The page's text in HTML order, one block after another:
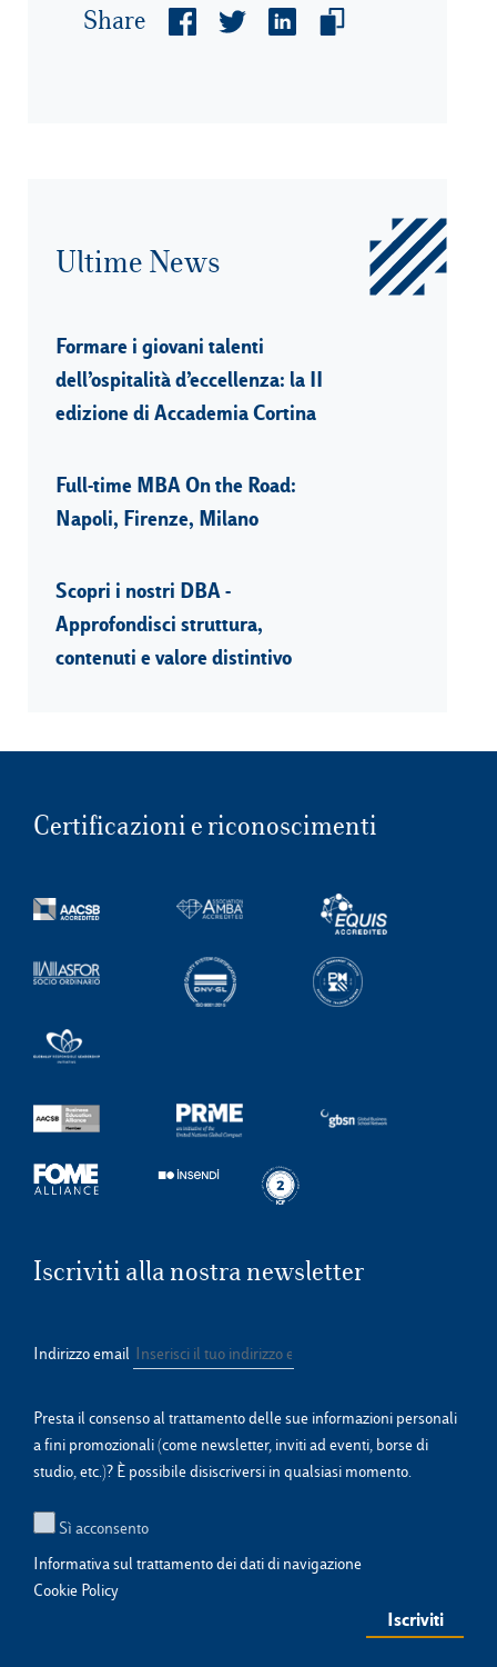
Share
Ultime News
Formare i giovani talenti
dell’ospitalità d’eccellenza: la II
edizione di Accademia Cortina
Full-time MBA On the Road:
Napoli, Firenze, Milano
Scopri i nostri DBA -
Approfondisci struttura,
contenuti e valore distintivo
Certificazioni e riconoscimenti
Iscriviti alla nostra newsletter
Indirizzo email
Presta il consenso al trattamento delle sue informazioni personali
a fini promozionali (come newsletter, inviti ad eventi, borse di
studio, etc.)? È possibile disiscriversi in qualsiasi momento.
Sì acconsento
Informativa sul trattamento dei dati di navigazione
Cookie Policy